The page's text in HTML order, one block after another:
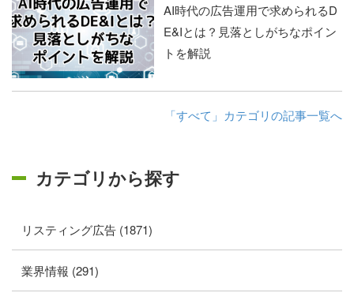
AI時代の広告運用で求められるD
E&Iとは？見落としがちなポイン
トを解説
「すべて」カテゴリの記事一覧へ
カテゴリから探す
リスティング広告 (1871)
業界情報 (291)